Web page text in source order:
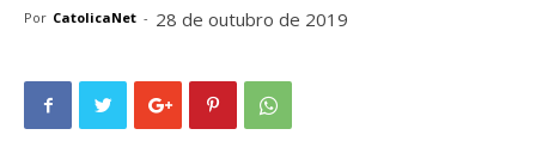
Por CatolicaNet - 28 de outubro de 2019